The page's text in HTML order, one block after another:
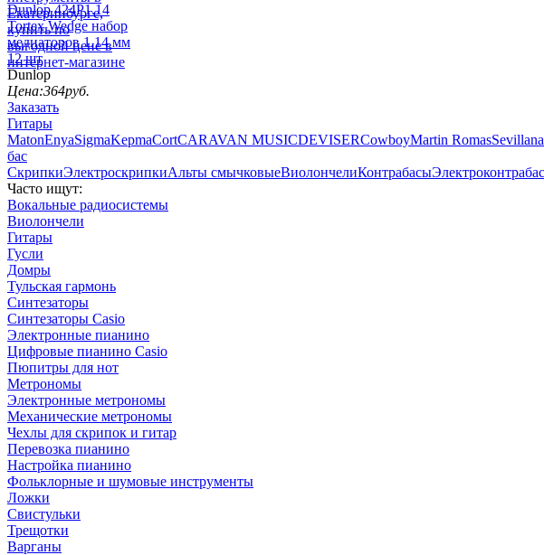
Dunlop 424P1.14
Tortex Wedge набор
медиаторов 1.14 мм
12 шт
Dunlop
Цена:364руб.
Заказать
Гитары
MatonEnyaSigmaKepmaCortCARAVAN MUSICDEVISERCowboyMartin RomasSevillana
бас
СкрипкиЭлектроскрипкиАльты смычковыеВиолончелиКонтрабасы
Часто ищут:
Вокальные радиосистемы
Виолончели
Гитары
Гусли
Домры
Тульская гармонь
Синтезаторы
Синтезаторы Casio
Электронные пианино
Цифровые пианино Casio
Пюпитры для нот
Метрономы
Электронные метрономы
Механические метрономы
Чехлы для скрипок и гитар
Перевозка пианино
Настройка пианино
Фольклорные и шумовые инструменты
Ложки
Свистульки
Трещотки
Варганы